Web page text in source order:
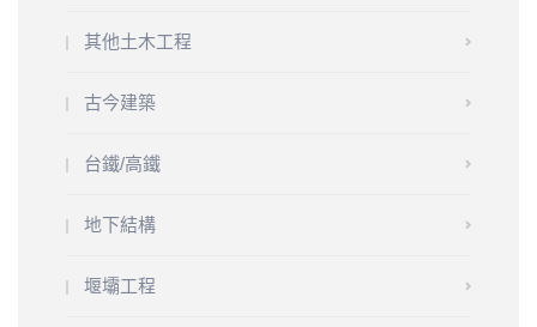
其他土木工程
古今建築
台鐵/高鐵
地下結構
堰壩工程